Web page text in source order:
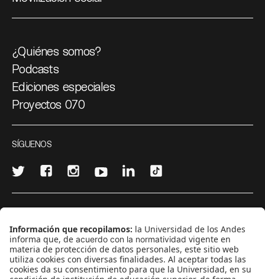
¿Quiénes somos?
Podcasts
Ediciones especiales
Proyectos 070
SÍGUENOS
CONTÁCTANOS
cerosetenta@uniandes.edu.co